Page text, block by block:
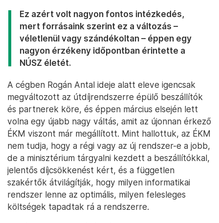
Ez azért volt nagyon fontos intézkedés,
mert forrásaink szerint ez a változás –
véletlenül vagy szándékoltan – éppen egy
nagyon érzékeny időpontban érintette a
NÚSZ életét.
A cégben Rogán Antal ideje alatt eleve igencsak
megváltozott az útdíjrendszerre épülő beszállítók
és partnerek köre, és éppen március elsején lett
volna egy újabb nagy váltás, amit az újonnan érkező
ÉKM viszont már megállított. Mint hallottuk, az ÉKM
nem tudja, hogy a régi vagy az új rendszer-e a jobb,
de a minisztérium tárgyalni kezdett a beszállítókkal,
jelentős díjcsökkenést kért, és a független
szakértők átvilágítják, hogy milyen informatikai
rendszer lenne az optimális, milyen felesleges
költségek tapadtak rá a rendszerre.